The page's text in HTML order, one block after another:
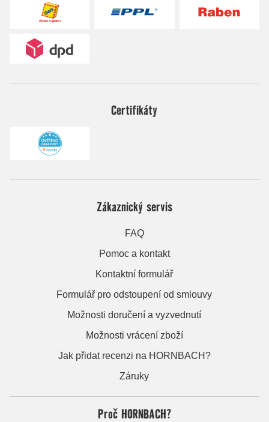
Certifikáty
Zákaznický servis
FAQ
Pomoc a kontakt
Kontaktní formulář
Formulář pro odstoupení od smlouvy
Možnosti doručení a vyzvednutí
Možnosti vrácení zboží
Jak přidat recenzi na HORNBACH?
Záruky
Proč HORNBACH?